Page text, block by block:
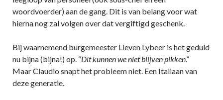
woordvoerder) aan de gang. Dit is van belang voor wat
hierna nog zal volgen over dat vergiftigd geschenk.
Bij waarnemend burgemeester Lieven Lybeer is het geduld
nu bijna (bijna!) op. “Dit kunnen we niet blijven pikken.”
Maar Claudio snapt het probleem niet. Een Italiaan van
deze generatie.